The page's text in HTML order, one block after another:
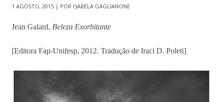
1 AGOSTO, 2015 | POR ISABELA GAGLIANONE
Jean Galard, Beleza Exorbitante
[Editora Fap-Unifesp, 2012. Tradução de Iraci D. Poleti]